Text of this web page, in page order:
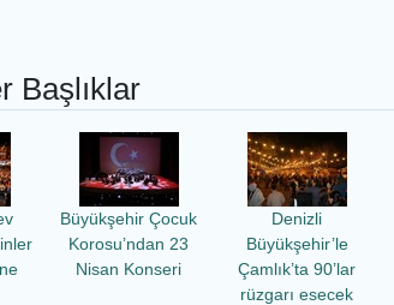
Başlıklar
Büyükşehir Çocuk
Korosu’ndan 23
Nisan Konseri
Denizli
Büyükşehir’le
Çamlık’ta 90’lar
rüzgarı esecek